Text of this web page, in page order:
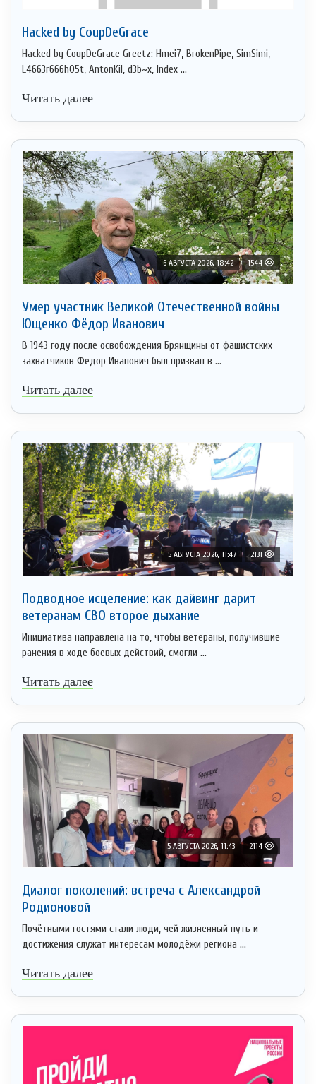
Hacked by CoupDeGrace
Hacked by CoupDeGrace Greetz: Hmei7, BrokenPipe, SimSimi,
L4663r666h05t, AntonKil, d3b~x, Index ...
Читать далее
6 АВГУСТА 2026, 18:42 1544
Умер участник Великой Отечественной войны
Ющенко Фёдор Иванович
В 1943 году после освобождения Брянщины от фашистских
захватчиков Федор Иванович был призван в ...
Читать далее
5 АВГУСТА 2026, 11:47 2131
Подводное исцеление: как дайвинг дарит
ветеранам СВО второе дыхание
Инициатива направлена на то, чтобы ветераны, получившие
ранения в ходе боевых действий, смогли ...
Читать далее
5 АВГУСТА 2026, 11:43 2114
Диалог поколений: встреча с Александрой
Родионовой
Почётными гостями стали люди, чей жизненный путь и
достижения служат интересам молодёжи региона ...
Читать далее